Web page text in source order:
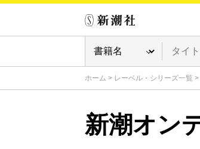
ホーム > レーベル・シリーズ一覧 >
新潮オン